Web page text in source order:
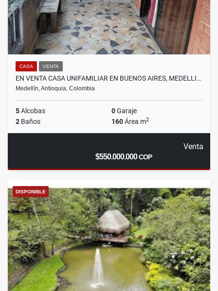
CASA VENTA
EN VENTA CASA UNIFAMILIAR EN BUENOS AIRES, MEDELLI…
Medellín, Antioquia, Colombia
5Alcobas 0Garaje
2 Baños 160Área m2
Venta
$550.000.000COP
DISPONIBLE